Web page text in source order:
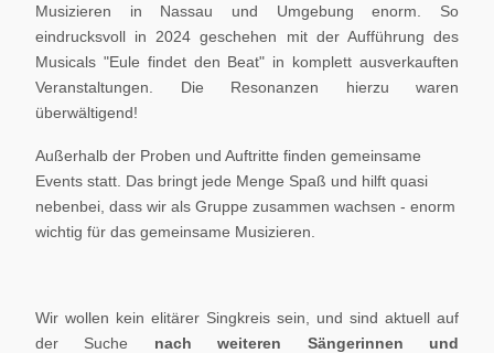
Musizieren in Nassau und Umgebung enorm. So
eindrucksvoll in 2024 geschehen mit der Aufführung des
Musicals "Eule findet den Beat" in komplett ausverkauften
Veranstaltungen. Die Resonanzen hierzu waren
überwältigend!
Außerhalb der Proben und Auftritte finden gemeinsame
Events statt. Das bringt jede Menge Spaß und hilft quasi
nebenbei, dass wir als Gruppe zusammen wachsen - enorm
wichtig für das gemeinsame Musizieren.
Wir wollen kein elitärer Singkreis sein, und sind aktuell auf
der Suche nach weiteren Sängerinnen und